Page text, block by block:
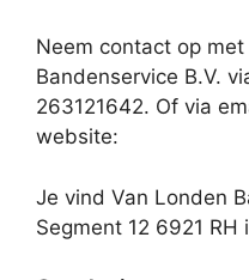
Neem contact op
Bandenservice B.V.
263121642. Of via
website:
Je vind Van Londen
Segment 12 6921 RH